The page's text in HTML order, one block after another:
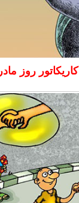
کاریکاتور روز مادر